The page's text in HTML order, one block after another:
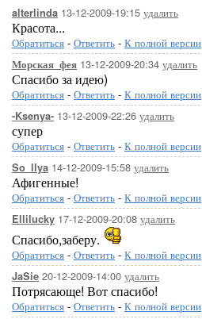
alterlinda 13-12-2009-19:15 удалить
Красота...
Обратиться - Ответить - К полной версии
Морская_фея 13-12-2009-20:34 удалить
Спасибо за идею)
Обратиться - Ответить - К полной версии
-Ksenya- 13-12-2009-22:26 удалить
супер
Обратиться - Ответить - К полной версии
So_llya 14-12-2009-15:58 удалить
Афигенные!
Обратиться - Ответить - К полной версии
Ellilucky 17-12-2009-20:08 удалить
Спасибо,заберу.
Обратиться - Ответить - К полной версии
JaSie 20-12-2009-14:00 удалить
Потрясающе! Вот спасибо!
Обратиться - Ответить - К полной версии